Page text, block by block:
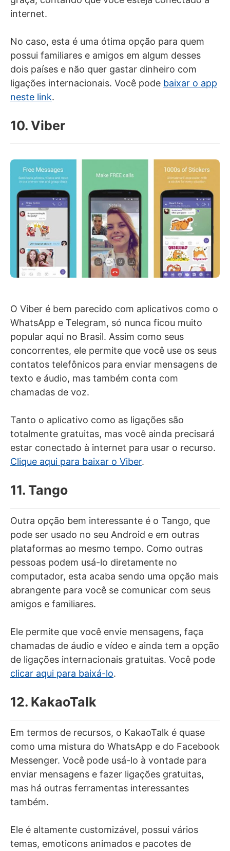
internet.
No caso, esta é uma ótima opção para quem
possui familiares e amigos em algum desses
dois países e não quer gastar dinheiro com
ligações internacionais. Você pode baixar o app
neste link.
10. Viber
O Viber é bem parecido com aplicativos como o
WhatsApp e Telegram, só nunca ficou muito
popular aqui no Brasil. Assim como seus
concorrentes, ele permite que você use os seus
contatos telefônicos para enviar mensagens de
texto e áudio, mas também conta com
chamadas de voz.
Tanto o aplicativo como as ligações são
totalmente gratuitas, mas você ainda precisará
estar conectado à internet para usar o recurso.
Clique aqui para baixar o Viber.
11. Tango
Outra opção bem interessante é o Tango, que
pode ser usado no seu Android e em outras
plataformas ao mesmo tempo. Como outras
pessoas podem usá-lo diretamente no
computador, esta acaba sendo uma opção mais
abrangente para você se comunicar com seus
amigos e familiares.
Ele permite que você envie mensagens, faça
chamadas de áudio e vídeo e ainda tem a opção
de ligações internacionais gratuitas. Você pode
clicar aqui para baixá-lo.
12. KakaoTalk
Em termos de recursos, o KakaoTalk é quase
como uma mistura do WhatsApp e do Facebook
Messenger. Você pode usá-lo à vontade para
enviar mensagens e fazer ligações gratuitas,
mas há outras ferramentas interessantes
também.
Ele é altamente customizável, possui vários
temas, emoticons animados e pacotes de